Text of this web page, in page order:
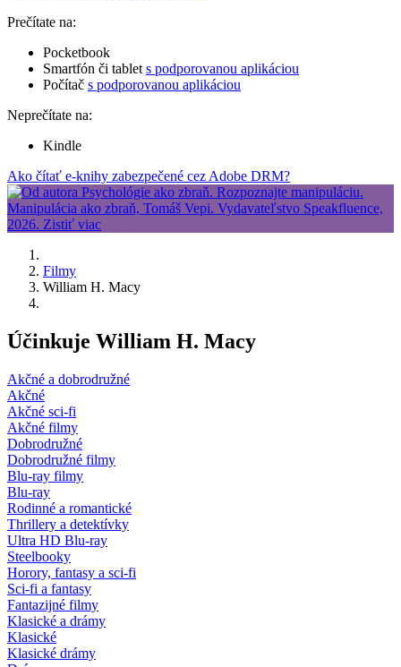
Prečítate na:
Pocketbook
Smartfón či tablet s podporovanou aplikáciou
Počítač s podporovanou aplikáciou
Neprečítate na:
Kindle
Ako čítať e-knihy zabezpečené cez Adobe DRM?
Filmy
William H. Macy
Účinkuje William H. Macy
Akčné a dobrodružné
Akčné
Akčné sci-fi
Akčné filmy
Dobrodružné
Dobrodružné filmy
Blu-ray filmy
Blu-ray
Rodinné a romantické
Thrillery a detektívky
Ultra HD Blu-ray
Steelbooky
Horory, fantasy a sci-fi
Sci-fi a fantasy
Fantazijné filmy
Klasické a drámy
Klasické
Klasické drámy